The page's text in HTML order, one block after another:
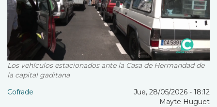
Los vehículos estacionados ante la Casa de Hermandad de
la capital gaditana
Cofrade
Jue, 28/05/2026 - 18:12
Mayte Huguet